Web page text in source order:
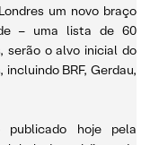
um novo braço
– uma lista de 60
serão o alvo inicial do
BRF, Gerdau,
publicado hoje pela